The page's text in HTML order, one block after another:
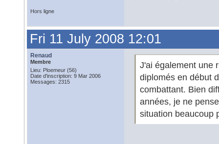
Hors ligne
Fri 11 July 2008 12:01
Renaud
Membre
Lieu: Ploemeur (56)
Date d'inscription: 9 Mar 2006
Messages: 2315
J'ai également une
diplomés en début
combattant. Bien
années, je ne
situation beaucoup